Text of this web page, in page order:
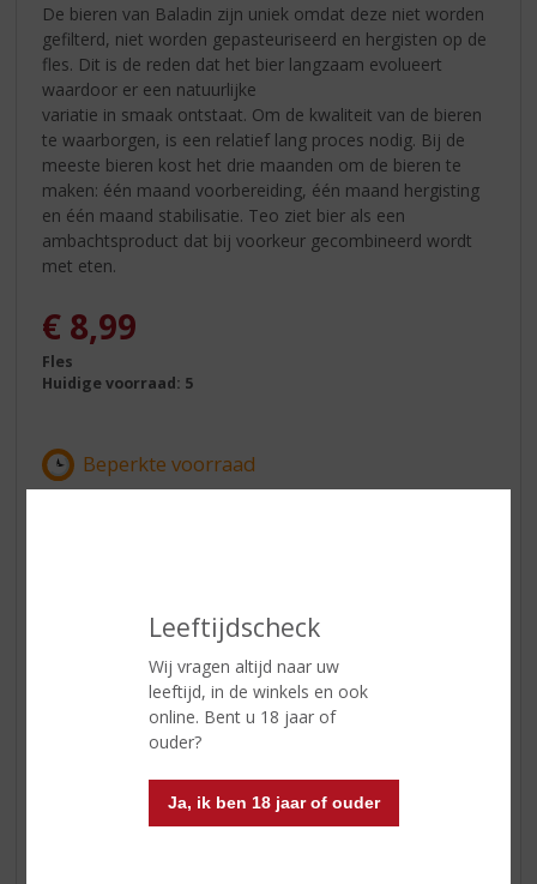
Leeftijdscheck
Wij vragen altijd naar uw
leeftijd, in de winkels en ook
online. Bent u 18 jaar of
ouder?
Ja, ik ben 18 jaar of ouder
De bieren van Baladin zijn uniek omdat deze niet worden
gefilterd, niet worden gepasteuriseerd en hergisten op de
fles. Dit is de reden dat het bier langzaam evolueert
waardoor er een natuurlijke
variatie in smaak ontstaat. Om de kwaliteit van de bieren
te waarborgen, is een relatief lang proces nodig. Bij de
meeste bieren kost het drie maanden om de bieren te
maken: één maand voorbereiding, één maand hergisting
en één maand stabilisatie. Teo ziet bier als een
ambachtsproduct dat bij voorkeur gecombineerd wordt
met eten.
€ 8,99
Fles
Huidige voorraad: 5
Land van Herkomst
Italië
75 CL
Alcoholpercentage
5% vol
mozzarella.